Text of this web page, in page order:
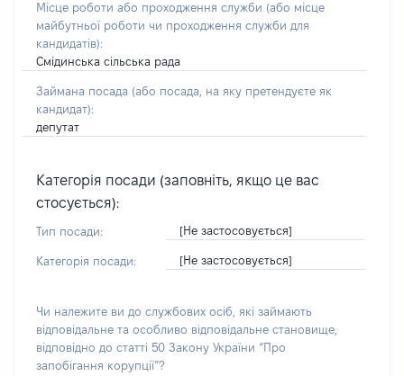
Місце роботи або проходження служби (або місце
майбутньої роботи чи проходження служби для
кандидатів):
Смідинська сільська рада
Займана посада (або посада, на яку претендуєте як
кандидат):
депутат
Категорія посади (заповніть, якщо це вас
стосується):
Тип посади: [Не застосовується]
Категорія посади: [Не застосовується]
Чи належите ви до службових осіб, які займають
відповідальне та особливо відповідальне становище,
відповідно до статті 50 Закону України “Про
запобігання корупції”?